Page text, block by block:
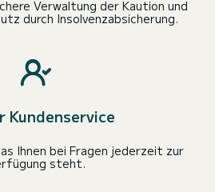
Verwaltung der Kaution und
durch Insolvenzabsicherung.
Kundenservice
Ihnen bei Fragen jederzeit zur
steht.